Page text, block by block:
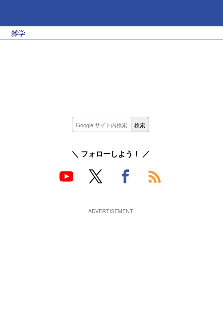
雑学
＼ フォローしよう！ ／